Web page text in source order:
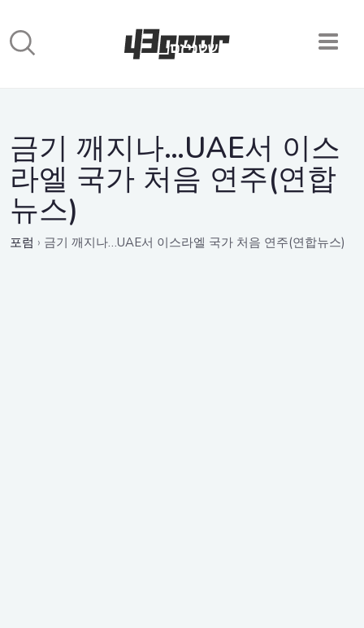
금기 깨지나…UAE서 이스
라엘 국가 처음 연주(연합
뉴스)
포럼 › 금기 깨지나…UAE서 이스라엘 국가 처음 연주(연합뉴스)